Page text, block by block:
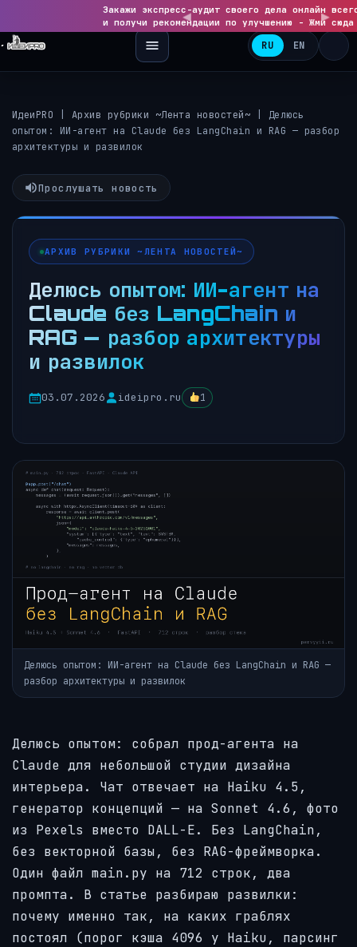
◀Закажи экспресс-аудит своего дела онлайн
и получи рекомендации по улучшению - Жми
RU EN
ИдеиPRO Архив рубрики ~Лента новостей~
Делюсь
опытом: ИИ-агент на Claude без LangChain и RAG — разбор
архитектуры и развилок
Прослушать новость
АРХИВ РУБРИКИ ~ЛЕНТА НОВОСТЕЙ~
Делюсь опытом: ИИ-агент на
Claude без LangChain и
RAG — разбор архитектуры
и развилок
03.07.2026 ideipro.ru 1
Делюсь опытом: ИИ-агент на Claude без LangChain и RAG —
разбор архитектуры и развилок
Делюсь опытом: собрал прод-агента на
Claude для небольшой студии дизайна
интерьера. Чат отвечает на Haiku 4.5,
генератор концепций — на Sonnet 4.6, фото
из Pexels вместо DALL-E. Без LangChain,
без векторной базы, без RAG-фреймворка.
Один файл main.py на 712 строк, два
промпта. В статье разбираю развилки:
почему именно так, на каких граблях
постоял (порог кэша 4096 у Haiku, парсинг